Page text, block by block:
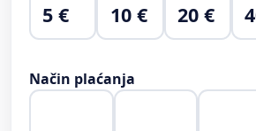
5 € 10 € 20 €
Način plaćanja